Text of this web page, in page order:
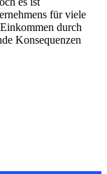
für viele
durch
Konsequenzen